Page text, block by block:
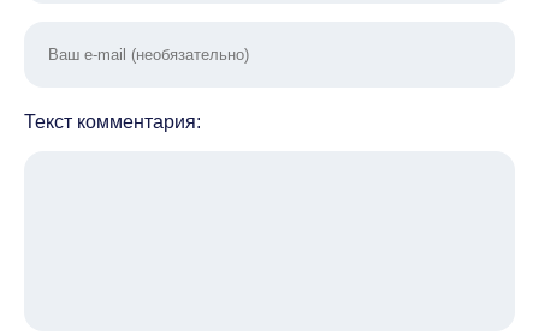
Текст комментария: